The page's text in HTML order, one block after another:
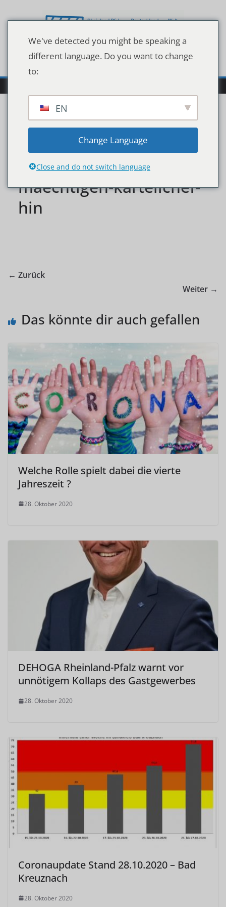
Inhalt
alligator-des-persischen-
golfs-iran-richtet-
maechtigen-kartellchef-
hin
← Zurück
Weiter →
Das könnte dir auch gefallen
Welche Rolle spielt dabei die vierte
Jahreszeit ?
28. Oktober 2020
DEHOGA Rheinland-Pfalz warnt vor
unnötigem Kollaps des Gastgewerbes
28. Oktober 2020
Coronaupdate Stand 28.10.2020 – Bad
Kreuznach
28. Oktober 2020
We've detected you might be speaking a
different language. Do you want to change
to:
EN
Change Language
Close and do not switch language